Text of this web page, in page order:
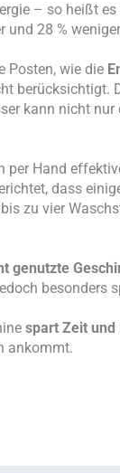
– so heißt
und 28 %
Posten, wie die
berücksichtigt.
kann nicht
Hand
dass
zu vier
genutzte
spart Zeit und
ankommt.